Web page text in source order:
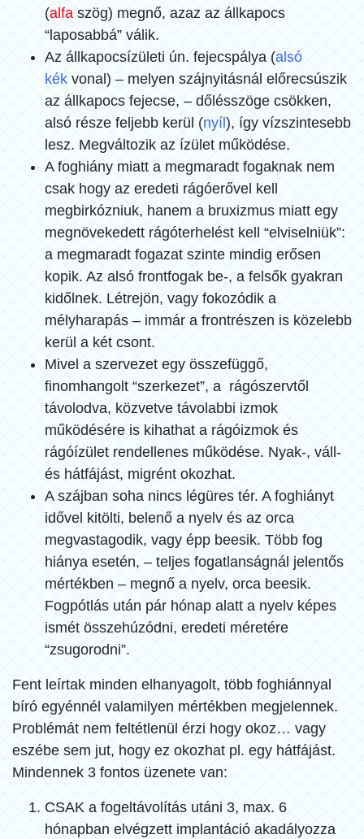
(alfa szög) megnő, azaz az állkapocs
“laposabbá” válik.
Az állkapocsízületi ún. fejecspálya (alsó
kék vonal) – melyen szájnyitásnál előrecsúszik
az állkapocs fejecse, – dőlésszöge csökken,
alsó része feljebb kerül (nyíl ), így vízszintesebb
lesz. Megváltozik az ízület működése.
A foghiány miatt a megmaradt fogaknak nem
csak hogy az eredeti rágóerővel kell
megbirkózniuk, hanem a bruxizmus miatt egy
megnövekedett rágóterhelést kell “elviselniük”:
a megmaradt fogazat szinte mindig erősen
kopik. Az alsó frontfogak be-, a felsők gyakran
kidőlnek. Létrejön, vagy fokozódik a
mélyharapás – immár a frontrészen is közelebb
kerül a két csont.
Mivel a szervezet egy összefüggő,
finomhangolt “szerkezet”, a rágószervtől
távolodva, közvetve távolabbi izmok
működésére is kihathat a rágóizmok és
rágóízület rendellenes működése. Nyak-, váll-
és hátfájást, migrént okozhat.
A szájban soha nincs légüres tér. A foghiányt
idővel kitölti, belenő a nyelv és az orca
megvastagodik, vagy épp beesik. Több fog
hiánya esetén, – teljes fogatlanságnál jelentős
mértékben – megnő a nyelv, orca beesik.
Fogpótlás után pár hónap alatt a nyelv képes
ismét összehúzódni, eredeti méretére
“zsugorodni”.
Fent leírtak minden elhanyagolt, több foghiánnyal
bíró egyénnél valamilyen mértékben megjelennek.
Problémát nem feltétlenül érzi hogy okoz… vagy
eszébe sem jut, hogy ez okozhat pl. egy hátfájást.
Mindennek 3 fontos üzenete van:
CSAK a fogeltávolítás utáni 3, max. 6
hónapban elvégzett implantáció akadályozza